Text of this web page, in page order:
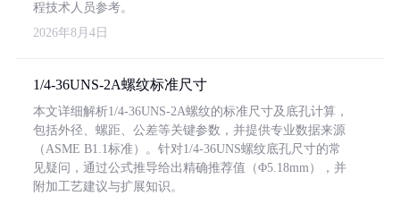
程技术人员参考。
2026年8月4日
1/4-36UNS-2A螺纹标准尺寸
本文详细解析1/4-36UNS-2A螺纹的标准尺寸及底孔计算，
包括外径、螺距、公差等关键参数，并提供专业数据来源
（ASME B1.1标准）。针对1/4-36UNS螺纹底孔尺寸的常
见疑问，通过公式推导给出精确推荐值（Φ5.18mm），并
附加工艺建议与扩展知识。